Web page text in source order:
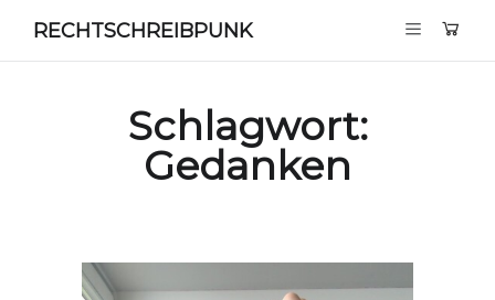
RECHTSCHREIBPUNK
Schlagwort:
Gedanken